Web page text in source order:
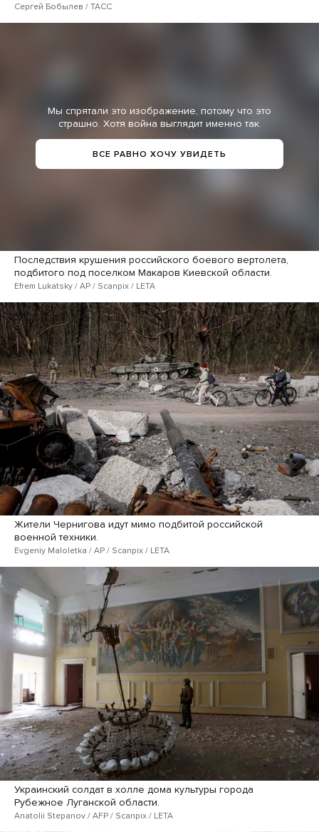
Сергей Бобылев / ТАСС
Мы спрятали это изображение, потому что это
страшно. Хотя война выглядит именно так.
ВСЕ РАВНО ХОЧУ УВИДЕТЬ
Последствия крушения российского боевого вертолета,
подбитого под поселком Макаров Киевской области.
Efrem Lukatsky / AP / Scanpix / LETA
Жители Чернигова идут мимо подбитой российской
военной техники.
Evgeniy Maloletka / AP / Scanpix / LETA
Украинский солдат в холле дома культуры города
Рубежное Луганской области.
Anatolii Stepanov / AFP / Scanpix / LETA